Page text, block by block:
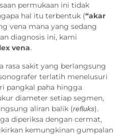
permukaan ini tidak
hal itu terbentuk (“akar
vena mana yang sedang
diagnosis ini, kami
vena.
rasa sakit yang berlangsung
terlatih menelusuri
pangkal paha hingga
diameter setiap segmen,
aliran balik (refluks).
diperiksa dengan cermat,
kemungkinan gumpalan